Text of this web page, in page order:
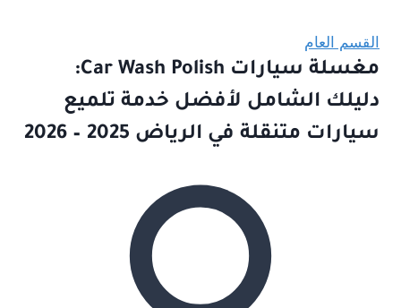
القسم العام
مغسلة سيارات Car Wash Polish:
دليلك الشامل لأفضل خدمة تلميع
سيارات متنقلة في الرياض 2025 – 2026